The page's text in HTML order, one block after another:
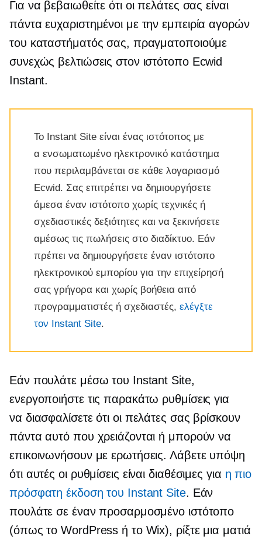
Για να βεβαιωθείτε ότι οι πελάτες σας είναι
πάντα ευχαριστημένοι με την εμπειρία αγορών
του καταστήματός σας, πραγματοποιούμε
συνεχώς βελτιώσεις στον ιστότοπο Ecwid
Instant.
Το Instant Site είναι ένας ιστότοπος με
α ενσωματωμένο ηλεκτρονικό κατάστημα
που περιλαμβάνεται σε κάθε λογαριασμό
Ecwid. Σας επιτρέπει να δημιουργήσετε
άμεσα έναν ιστότοπο χωρίς τεχνικές ή
σχεδιαστικές δεξιότητες και να ξεκινήσετε
αμέσως τις πωλήσεις στο διαδίκτυο. Εάν
πρέπει να δημιουργήσετε έναν ιστότοπο
ηλεκτρονικού εμπορίου για την επιχείρησή
σας γρήγορα και χωρίς βοήθεια από
προγραμματιστές ή σχεδιαστές, ελέγξτε
τον Instant Site.
Εάν πουλάτε μέσω του Instant Site,
ενεργοποιήστε τις παρακάτω ρυθμίσεις για
να διασφαλίσετε ότι οι πελάτες σας βρίσκουν
πάντα αυτό που χρειάζονται ή μπορούν να
επικοινωνήσουν με ερωτήσεις. Λάβετε υπόψη
ότι αυτές οι ρυθμίσεις είναι διαθέσιμες για η πιο
πρόσφατη έκδοση του Instant Site. Εάν
πουλάτε σε έναν προσαρμοσμένο ιστότοπο
(όπως το WordPress ή το Wix), ρίξτε μια ματιά